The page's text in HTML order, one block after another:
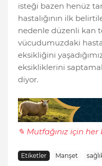
isteği bazen henüz
hastalığının ilk
nedenle düzenli kan
vücudumuzdaki
eksikliğini
eksikliklerini
diyor.
✎ Mutfağınız için
Etiketler Manşet